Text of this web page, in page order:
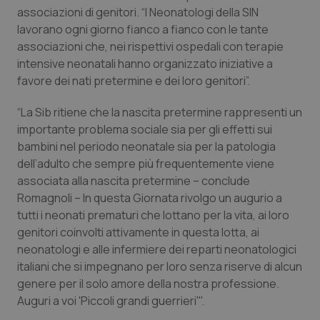
Veneto
Oncoematologia
Oncologia & Nutrizione
Psoriasi & pelle
Quotidiano Cardiologia
Quotidiano Chirurgia
Quotidiano Oncologia
Quotidiano Pediatria
Rene & patologie urogenitali
associazioni di genitori. “I Neonatologi della SIN
lavorano ogni giorno fianco a fianco con le tante
associazioni che, nei rispettivi ospedali con terapie
intensive neonatali hanno organizzato iniziative a
favore dei nati pretermine e dei loro genitori”.
“La Sib ritiene che la nascita pretermine rappresenti un
importante problema sociale sia per gli effetti sui
bambini nel periodo neonatale sia per la patologia
dell’adulto che sempre più frequentemente viene
associata alla nascita pretermine – conclude
Romagnoli – In questa Giornata rivolgo un augurio a
tutti i neonati prematuri che lottano per la vita, ai loro
genitori coinvolti attivamente in questa lotta, ai
neonatologi e alle infermiere dei reparti neonatologici
italiani che si impegnano per loro senza riserve di alcun
genere per il solo amore della nostra professione.
Auguri a voi 'Piccoli grandi guerrieri'".